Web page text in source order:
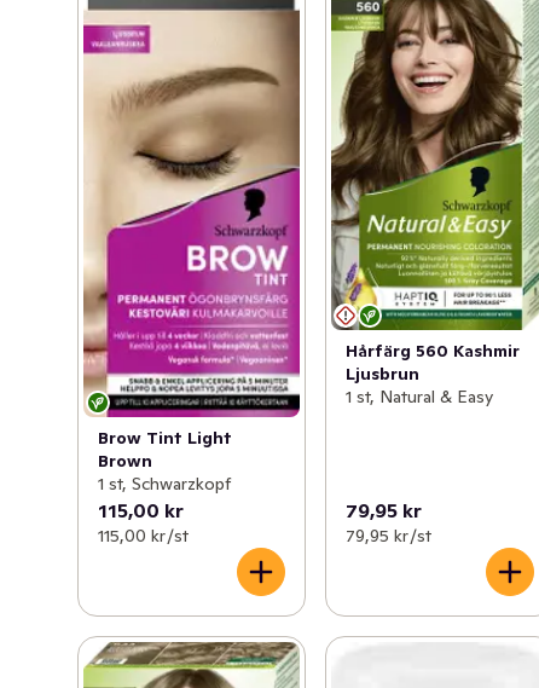
Schwarzkopfs bästa tips:
Gör alltid ett allergitest 48 timmar före applicering
Följ alltid instruktionsbladet
Applicera noggrant barriärkräm runt ögonbrynen för att
hjälpa till att förhindra fläckar på huden
Kamma igenom brynen med en ren spoolie när
produkten är applicerad för mer definition och grundlig
täckning
Torka av runt kanterna på brynen för att definiera
formen efter applicering
Om det finns några fläckar på huden efter utveckling,
använd hudtoner för att hjälpa till att ta bort
Förpackningen innehåller:
1 blandningsskål
1 instruktionsblad
1 applikationsborste
1 färgkräm
Brow Tint Light
Brown
1 st, Schwarzkopf
115,00 kr
115,00 kr /st
Hårfärg 560 Kashmir
Ljusbrun
1 st, Natural & Easy
79,95 kr
79,95 kr /st